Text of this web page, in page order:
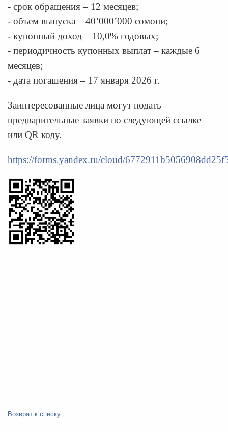
- срок обращения – 12 месяцев;
- объем выпуска – 40’000’000 сомони;
- купонный доход – 10,0% годовых;
- периодичность купонных выплат – каждые 6
месяцев;
- дата погашения – 17 января 2026 г.
Заинтересованные лица могут подать
предварительные заявки по следующей ссылке
или QR коду.
https://forms.yandex.ru/cloud/
Возврат к списку